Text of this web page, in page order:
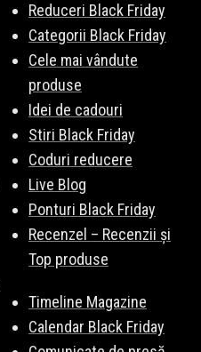
Reduceri Black Friday
Categorii Black Friday
Cele mai vândute
produse
Idei de cadouri
Stiri Black Friday
Coduri reducere
Live Blog
Ponturi Black Friday
Recenzel – Recenzii și
Top produse
Timeline Magazine
Calendar Black Friday